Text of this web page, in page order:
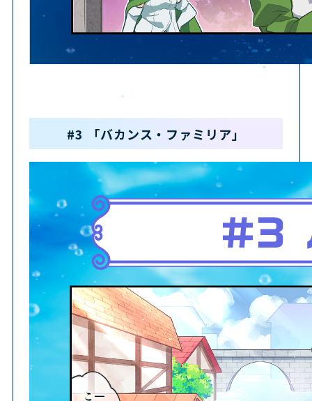
製品情報 店舗購入特典
#3 「バカンス・ファミリア」